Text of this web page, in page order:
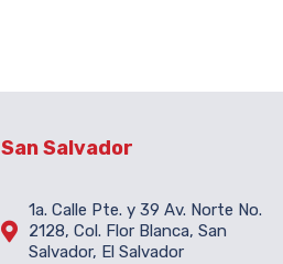
San Salvador

1a. Calle Pte. y 39 Av. Norte No.
2128, Col. Flor Blanca, San
Salvador, El Salvador